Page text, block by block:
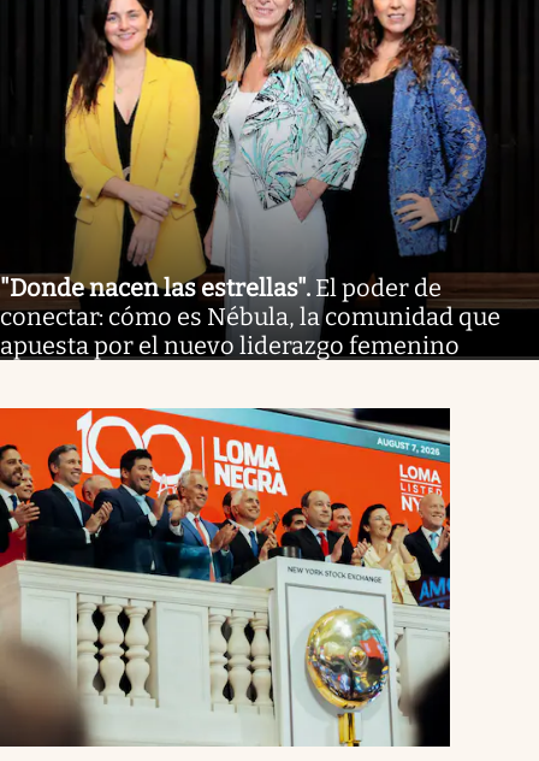
"Donde nacen las estrellas". El poder de
conectar: cómo es Nébula, la comunidad que
apuesta por el nuevo liderazgo femenino